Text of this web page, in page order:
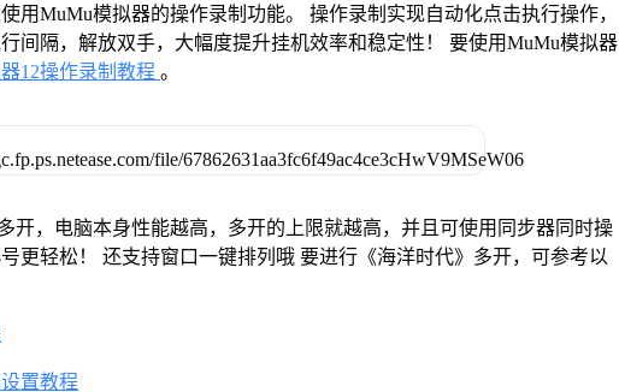
用MuMu模拟器的操作录制功能。 操作录制实现自动化点击执行操作，
间隔，解放双手，大幅度提升挂机效率和稳定性！ 要使用MuMu模拟器
12操作录制教程 。
开，电脑本身性能越高，多开的上限就越高，并且可使用同步器同时操
更轻松！ 还支持窗口一键排列哦 要进行《海洋时代》多开，可参考以
置教程